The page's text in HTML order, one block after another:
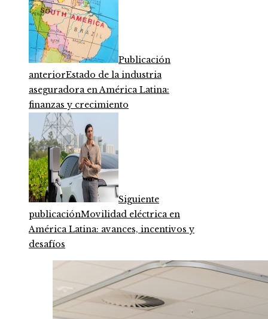
Publicación
anteriorEstado de la industria
aseguradora en América Latina:
finanzas y crecimiento
Siguiente
publicaciónMovilidad eléctrica en
América Latina: avances, incentivos y
desafíos